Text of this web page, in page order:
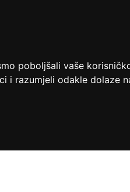
poboljšali vaše
i razumjeli odakle dolaze